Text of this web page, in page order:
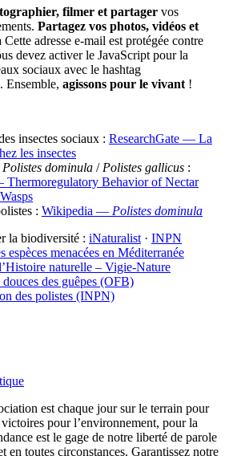
filmer et partager vos
Partagez vos photos, vidéos et
Cette adresse e-mail est protégée contre
devez activer le JavaScript pour la
sociaux avec le hashtag
. Ensemble, agissons pour le vivant !
insectes sociaux : ResearchGate — La
les insectes
Polistes dominula / Polistes gallicus :
Behavior of Nectar
: Wikipedia — Polistes dominula
la biodiversité : iNaturalist · INPN
menacées en Méditerranée
naturelle – Vigie-Nature
des guêpes (OFB)
des polistes (INPN)
est chaque jour sur le terrain pour
victoires pour l’environnement, pour la
est le gage de notre liberté de parole
en toutes circonstances. Garantissez notre